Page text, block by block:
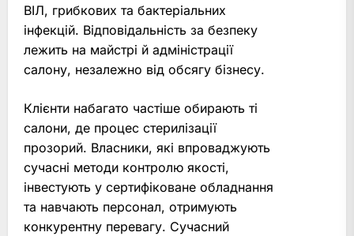
ВІЛ, грибкових та бактеріальних
інфекцій. Відповідальність за безпеку
лежить на майстрі й адміністрації
салону, незалежно від обсягу бізнесу.
Клієнти набагато частіше обирають ті
салони, де процес стерилізації
прозорий. Власники, які впроваджують
сучасні методи контролю якості,
інвестують у сертифіковане обладнання
та навчають персонал, отримують
конкурентну перевагу. Сучасний